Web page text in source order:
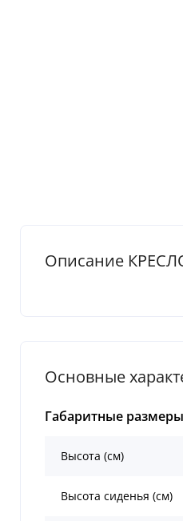
Описание
Основные
Габаритные размеры
Высота (см)
Высота сиденья (см)